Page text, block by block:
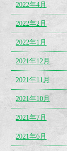
2022年4月
2022年2月
2022年1月
2021年12月
2021年11月
2021年10月
2021年7月
2021年6月